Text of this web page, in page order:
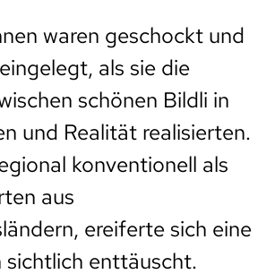
waren geschockt und
als sie die
schönen Bildli in
und Realität realisierten.
konventionell als
aus
ereiferte sich eine
sichtlich enttäuscht.